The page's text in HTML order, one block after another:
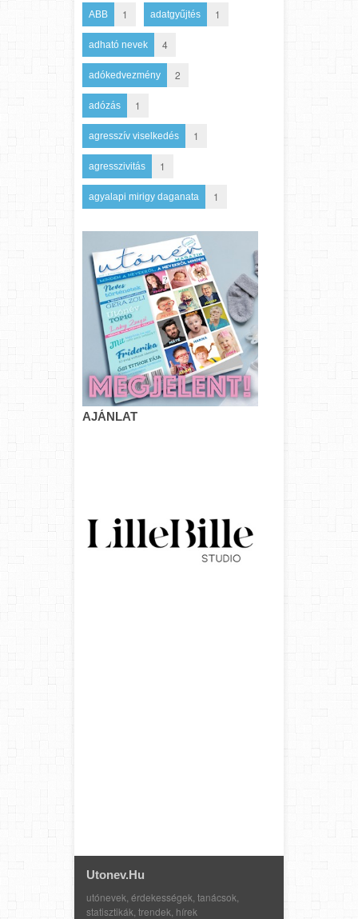
ABB 1 adatgyűjtés 1
adható nevek 4
adókedvezmény 2
adózás 1
agresszív viselkedés 1
agresszivitás 1
agyalapi mirigy daganata 1
AJÁNLAT
Utonev.hu
utónevek, érdekességek, tanácsok,
statisztikák, trendek, hírek